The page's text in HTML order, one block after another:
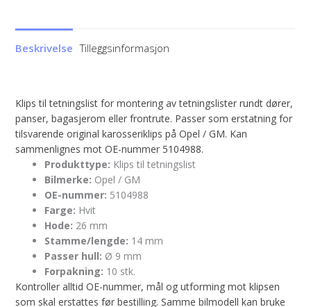
Beskrivelse Tilleggsinformasjon
Klips til tetningslist for montering av tetningslister rundt dører,
panser, bagasjerom eller frontrute. Passer som erstatning for
tilsvarende original karosseriklips på Opel / GM. Kan
sammenlignes mot OE-nummer 5104988.
Produkttype: Klips til tetningslist
Bilmerke: Opel / GM
OE-nummer: 5104988
Farge: Hvit
Hode: 26 mm
Stamme/lengde: 14 mm
Passer hull: Ø 9 mm
Forpakning: 10 stk.
Kontroller alltid OE-nummer, mål og utforming mot klipsen
som skal erstattes før bestilling. Samme bilmodell kan bruke